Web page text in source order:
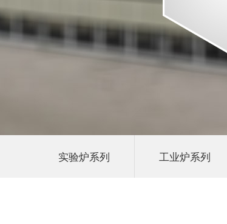
实验炉系列 工业炉系列